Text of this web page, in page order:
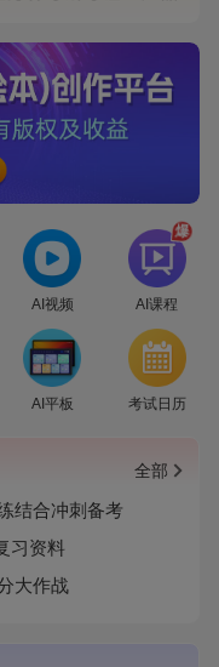
AI视频
爆
AI课程
AI平板 考试日历
全部
结合冲刺备考
习资料
大作战